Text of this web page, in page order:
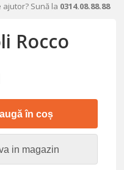
Sună la 0314.08.88.88
Rocco
în coș
in magazin